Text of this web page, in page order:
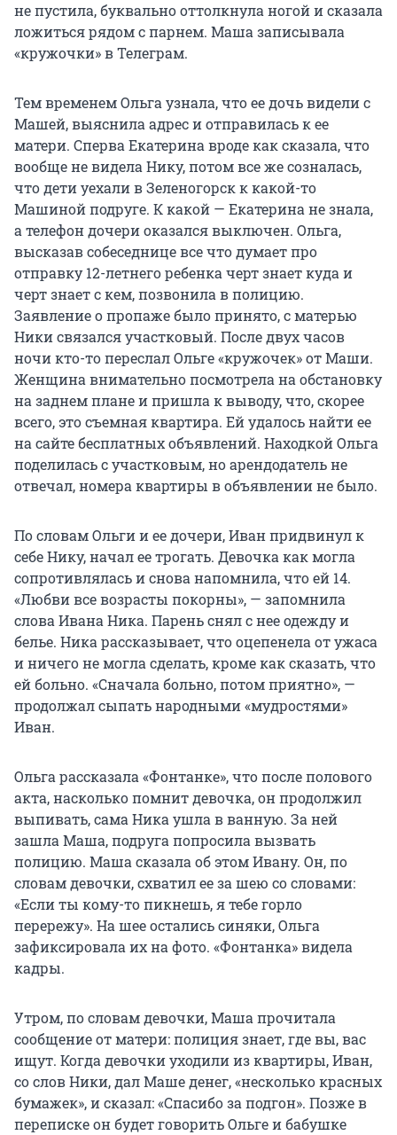
не пустила, буквально оттолкнула ногой и сказала
ложиться рядом с парнем. Маша записывала
«кружочки» в Телеграм.
Тем временем Ольга узнала, что ее дочь видели с
Машей, выяснила адрес и отправилась к ее
матери. Сперва Екатерина вроде как сказала, что
вообще не видела Нику, потом все же созналась,
что дети уехали в Зеленогорск к какой-то
Машиной подруге. К какой — Екатерина не знала,
а телефон дочери оказался выключен. Ольга,
высказав собеседнице все что думает про
отправку 12-летнего ребенка черт знает куда и
черт знает с кем, позвонила в полицию.
Заявление о пропаже было принято, с матерью
Ники связался участковый. После двух часов
ночи кто-то переслал Ольге «кружочек» от Маши.
Женщина внимательно посмотрела на обстановку
на заднем плане и пришла к выводу, что, скорее
всего, это съемная квартира. Ей удалось найти ее
на сайте бесплатных объявлений. Находкой Ольга
поделилась с участковым, но арендодатель не
отвечал, номера квартиры в объявлении не было.
По словам Ольги и ее дочери, Иван придвинул к
себе Нику, начал ее трогать. Девочка как могла
сопротивлялась и снова напомнила, что ей 14.
«Любви все возрасты покорны», — запомнила
слова Ивана Ника. Парень снял с нее одежду и
белье. Ника рассказывает, что оцепенела от ужаса
и ничего не могла сделать, кроме как сказать, что
ей больно. «Сначала больно, потом приятно», —
продолжал сыпать народными «мудростями»
Иван.
Ольга рассказала «Фонтанке», что после полового
акта, насколько помнит девочка, он продолжил
выпивать, сама Ника ушла в ванную. За ней
зашла Маша, подруга попросила вызвать
полицию. Маша сказала об этом Ивану. Он, по
словам девочки, схватил ее за шею со словами:
«Если ты кому-то пикнешь, я тебе горло
перережу». На шее остались синяки, Ольга
зафиксировала их на фото. «Фонтанка» видела
кадры.
Утром, по словам девочки, Маша прочитала
сообщение от матери: полиция знает, где вы, вас
ищут. Когда девочки уходили из квартиры, Иван,
со слов Ники, дал Маше денег, «несколько красных
бумажек», и сказал: «Спасибо за подгон». Позже в
переписке он будет говорить Ольге и бабушке